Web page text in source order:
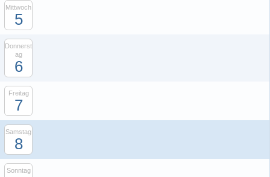
Mittwoch
5
Donnerst
ag
6
Freitag
7
Samstag
8
Sonntag